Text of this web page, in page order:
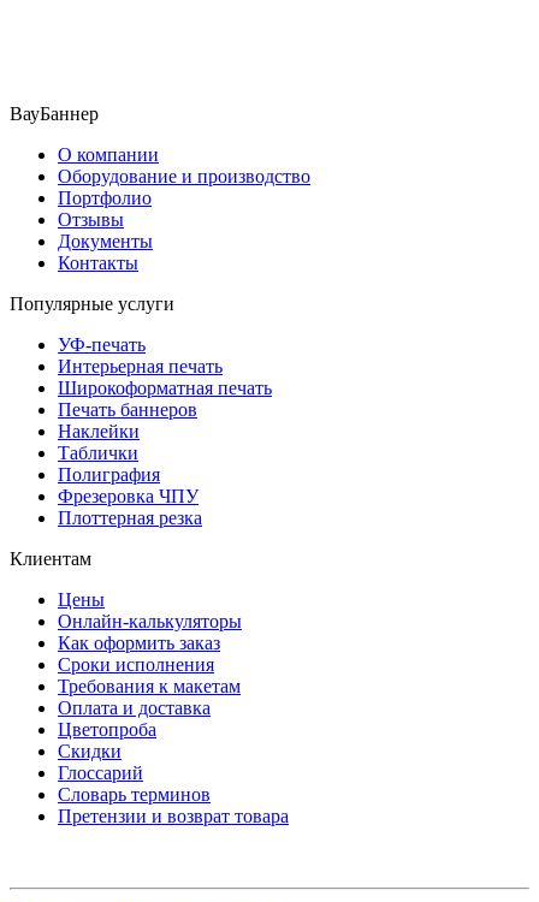
ВауБаннер
О компании
Оборудование и производство
Портфолио
Отзывы
Документы
Контакты
Популярные услуги
УФ-печать
Интерьерная печать
Широкоформатная печать
Печать баннеров
Наклейки
Таблички
Полиграфия
Фрезеровка ЧПУ
Плоттерная резка
Клиентам
Цены
Онлайн-калькуляторы
Как оформить заказ
Сроки исполнения
Требования к макетам
Оплата и доставка
Цветопроба
Скидки
Глоссарий
Словарь терминов
Претензии и возврат товара